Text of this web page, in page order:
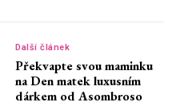
Další článek
Překvapte svou maminku
na Den matek luxusním
dárkem od Asombroso